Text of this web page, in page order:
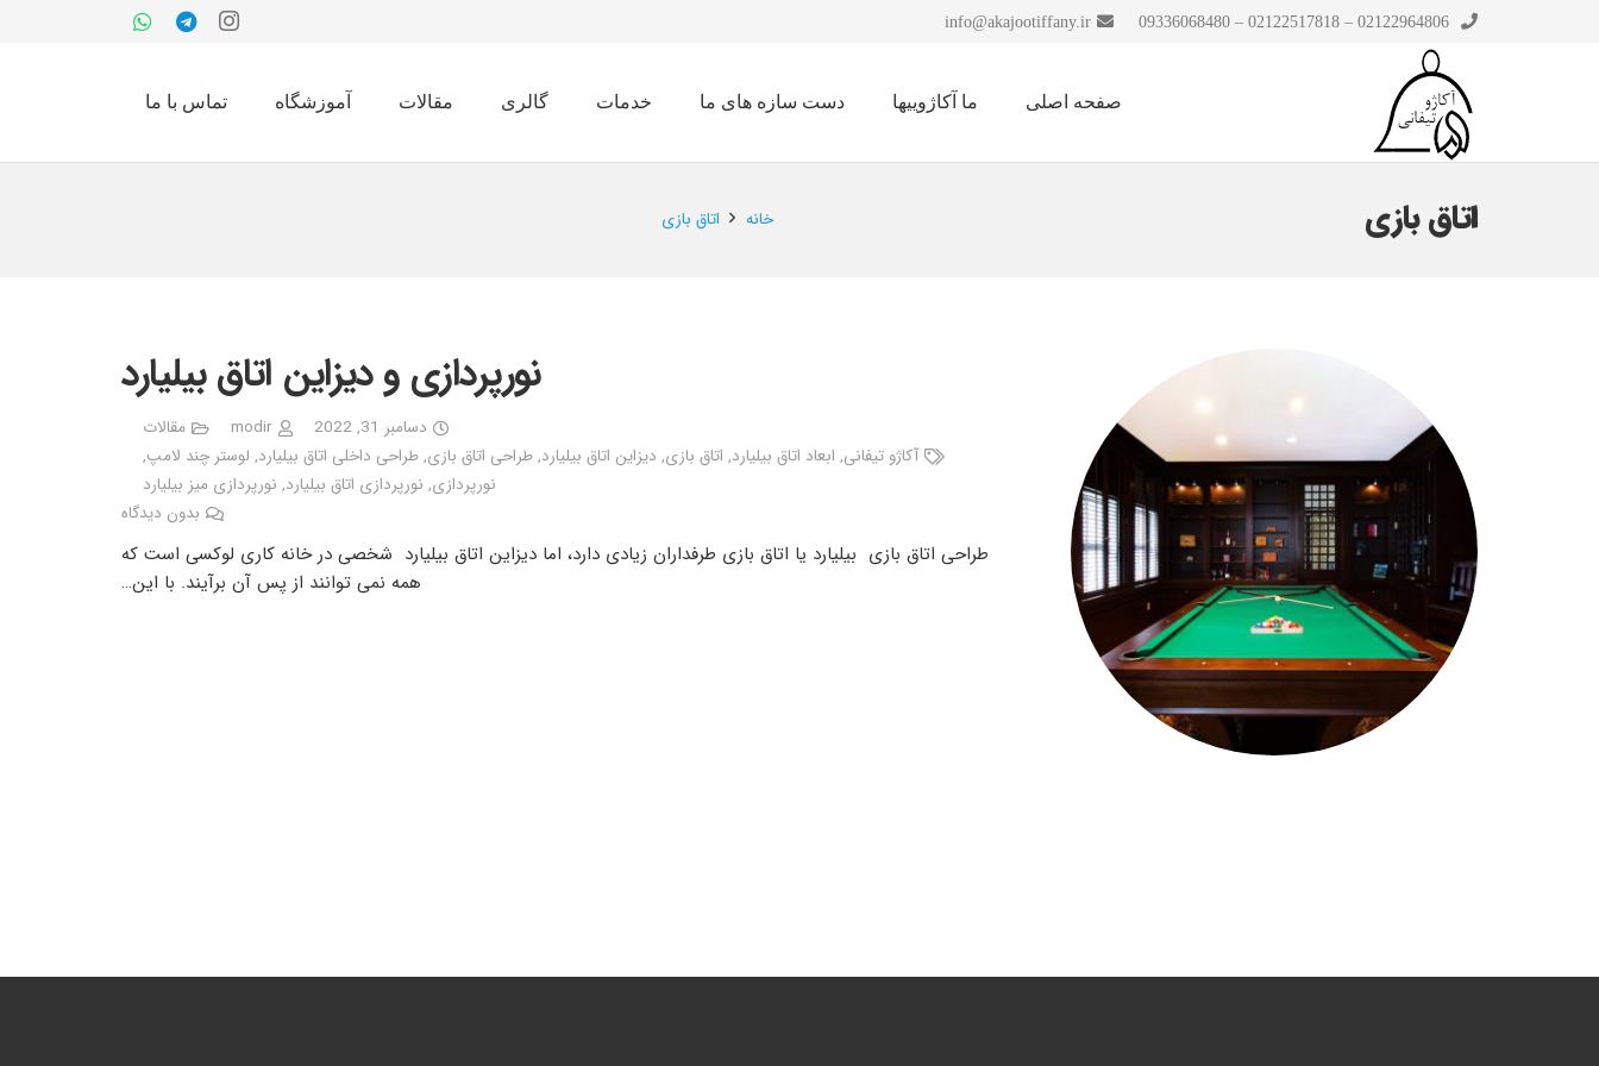
info@akajootiffany.ir
صفحه اصلی ما آکاژوییها دست سازه های ما خدمات گالری مقالات آموزشگاه تماس با ما
اتاق بازی خانه اتاق بازی
نورپردازی و دیزاین اتاق بیلیارد
دسامبر 31, 2022 modir
مقالات
آکاژو تیفانی, ابعاد اتاق بیلیارد, اتاق بازی, دیزاین اتاق بیلیارد,طراحی اتاق بازی,طراحی داخلی اتاق بیلیارد, لوستر چند لامپ,
نورپردازی, نورپردازی اتاق بیلیارد, نورپردازی میز بیلیارد
بدون دیدگاه
طراحی اتاق بازی بیلیارد یا اتاق بازی طرفداران زیادی دارد، اما دیزاین اتاق بیلیارد شخصی در خانه کاری لوکسی است که
همه نمی توانند از پس آن برآیند. با این…